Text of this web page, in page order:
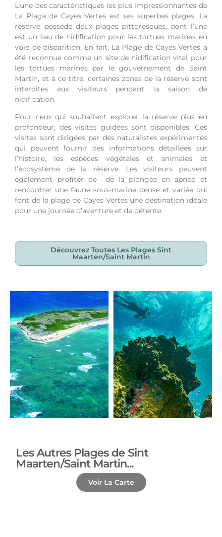
L’une des caractéristiques les plus impressionnantes de
La Plage de Cayes Vertes est ses superbes plages. La
réserve possède deux plages pittoresques, dont l’une
est un lieu de nidification pour les tortues marines en
voie de disparition. En fait, La Plage de Cayes Vertes a
été reconnue comme un site de nidification vital pour
les tortues marines par le gouvernement de Saint
Martin, et à ce titre, certaines zones de la réserve sont
interdites aux visiteurs pendant la saison de
nidification.
Pour ceux qui souhaitent explorer la réserve plus en
profondeur, des visites guidées sont disponibles. Ces
visites sont dirigées par des naturalistes expérimentés
qui peuvent fournir des informations détaillées sur
l’histoire, les espèces végétales et animales et
l’écosystème de la réserve. Les visiteurs peuvent
également profiter de de la plongée en apnée et
rencontrer une faune sous-marine dense et variée qui
font de la plage de Cayes Vertes une destination idéale
pour une journée d’aventure et de détente.
Découvrez Toutes Les Plages Sint
Maarten/saint Martin
Les Autres Plages de Sint
Maarten/Saint Martin...
Voir La Carte